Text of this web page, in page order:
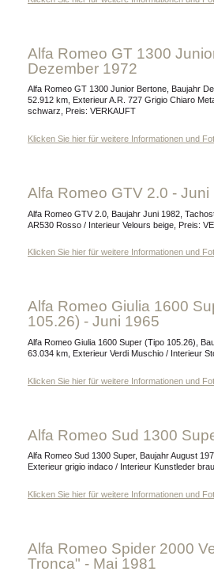
Alfa Romeo GT 1300 Junior Bertone -
Dezember 1972
Alfa Romeo GT 1300 Junior Bertone, Baujahr Dezember 1972, Tachostand
52.912 km, Exterieur A.R. 727 Grigio Chiaro
schwarz, Preis: VERKAUFT
Klicken Sie hier für weitere Informationen und
Alfa Romeo GTV 2.0 -
Alfa Romeo GTV 2.0, Baujahr Juni 1982, Tachostand 26.308 km, Exterieur
AR530 Rosso / Interieur Velours beige, Preis:
Klicken Sie hier für weitere Informationen und
Alfa Romeo Giulia 1600 Super (Tipo
105.26) - Juni 1965
Alfa Romeo Giulia 1600 Super (Tipo 105.26), Baujahr Juni 1965, Tachostand
63.034 km, Exterieur Verdi Muschio / Interieur
Klicken Sie hier für weitere Informationen und
Alfa Romeo Sud 1300
Alfa Romeo Sud 1300 Super, Baujahr August 1979, Tachostand 16.135 km,
Exterieur grigio indaco / Interieur Kunstleder
Klicken Sie hier für weitere Informationen und
Alfa Romeo Spider 2000 Veloce "Coda
Tronca" - Mai 1981